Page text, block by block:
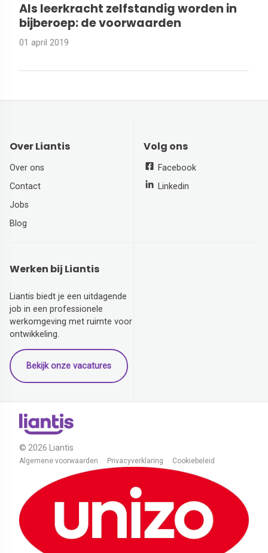
Als leerkracht zelfstandig worden in
bijberoep: de voorwaarden
01 april 2019
Over Liantis
Over ons
Contact
Jobs
Blog
Volg ons
Facebook
Linkedin
Werken bij Liantis
Liantis biedt je een uitdagende
job in een professionele
werkomgeving met ruimte voor
ontwikkeling.
Bekijk onze vacatures
© 2026 Liantis
Algemene voorwaarden Privacyverklaring Cookiebeleid